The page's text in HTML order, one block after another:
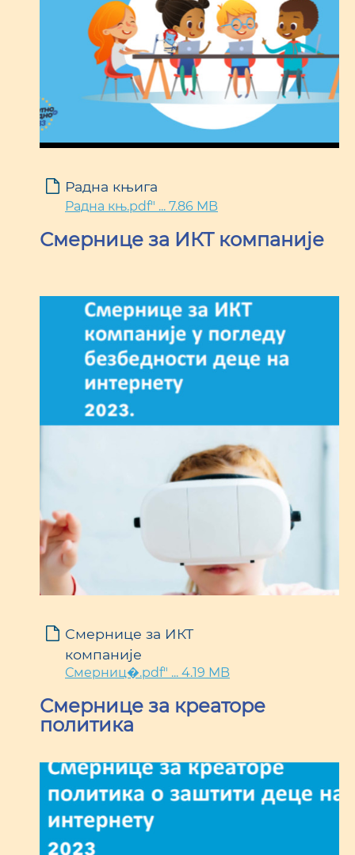
Радна књига
Радна књ.pdf" ... 7.86 MB
Смернице за ИКТ компаније
Смернице за ИКТ
компаније
Смерниц�.pdf" ... 4.19 MB
Смернице за креаторе
политика